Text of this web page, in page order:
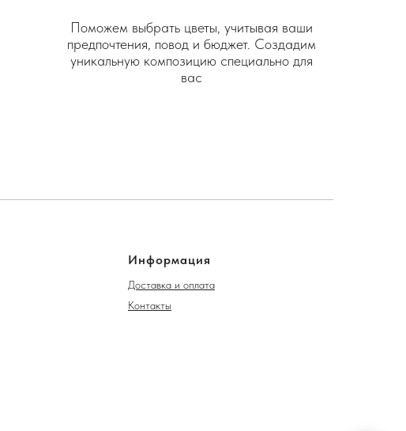
Поможем выбрать цветы, учитывая ваши
предпочтения, повод и бюджет. Создадим
уникальную композицию специально для
вас
Информация
Доставка и оплата
Контакты